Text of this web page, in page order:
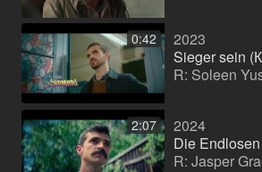
0:42
2023
Sieger sein
R: Soleen
2:07
2024
R: Jasper